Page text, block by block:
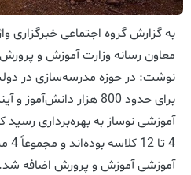
به گزارش گروه اجتماعی خبرگزاری
معاون رسانه وزارت آموزش و
نوشت: در حوزه مدرسه‌سازی در
برای حدود 800 هزار
4
آموزشی آموزش و پرورش اضافه شد.